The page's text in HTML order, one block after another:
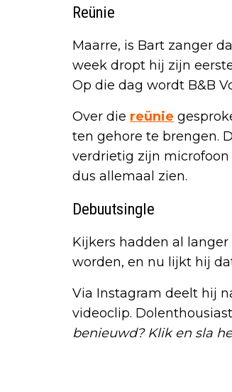
Reünie
Maarre, is Bart zanger
week dropt hij zijn
Op die dag wordt B&B
Over die reünie
ten gehore te brengen.
verdrietig zijn
dus allemaal zien.
Debuutsingle
Kijkers hadden al
worden, en nu lijkt hij
Via Instagram deelt hij
videoclip.
benieuwd? Klik en sla